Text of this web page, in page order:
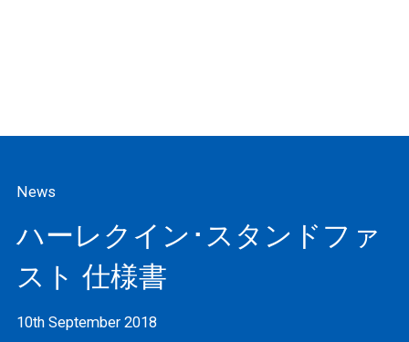
News
ハーレクイン･スタンドファ
スト 仕様書
10th September 2018